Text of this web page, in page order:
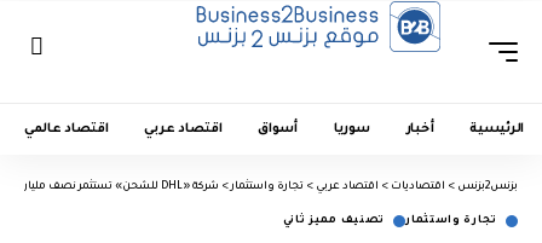
الرئيسية أخبار سوريا أسواق اقتصاد عربي اقتصاد عالمي
بزنس2بزنس > اقتصاديات > اقتصاد عربي > تجارة واستثمار > شركة «DHL للشحن» تستثمر نصف مليار يورو في الشرق الأوسط لتعزيز النمو التجاري
تجارة واستثمار تصنيف مميز ثاني